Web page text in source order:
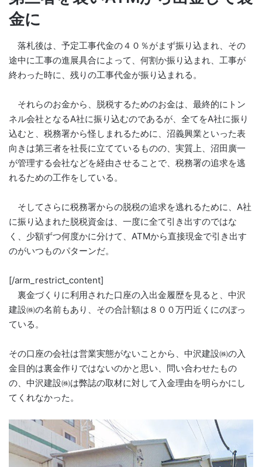
金に
落札後は、予定工事代金の４０％がまず振り込まれ、その
途中に工事の進展具合によって、何割か振り込まれ、工事が
終わった時に、残りの工事代金が振り込まれる。
それらのお金から、脱税するためのお金は、最終的にトン
ネル会社となるA社に振り込むのであるが、全てをA社に振り
込むと、税務署から怪しまれるために、沼義興業といった表
向きは第三者を社長に立てているものの、実質上、沼田廣一
が管理する会社などを経由させることで、税務署の追求を逃
れるための工作をしている。
そしてさらに税務署からの脱税の追求を逃れるために、A社
に振り込まれた脱税資金は、一度に全て引き出すのではな
く、少額ずつ何度かに分けて、ATMから直接現金で引き出す
のがいつものパターンだ。
[/arm_restrict_content]
裏金づくりに利用された口座の入出金履歴を見ると、中沢
建設㈱の名前もあり、その合計額は８００万円近くにのぼっ
ている。
その口座の会社は営業実態がないことから、中沢建設㈱の入
金目的は裏金作りではないのかと思い、問い合わせたもの
の、中沢建設㈱は弊誌の取材に対して入金理由を明らかにし
てくれなかった。